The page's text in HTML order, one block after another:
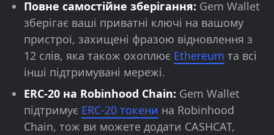
Повне самостійне зберігання: Gem Wallet
зберігає ваші приватні ключі на вашому
пристрої, захищені фразою відновлення з
12 слів, яка також охоплює Ethereum та всі
інші підтримувані мережі.
ERC-20 на Robinhood Chain: Gem Wallet
підтримує ERC-20 токени на Robinhood
Chain, тож ви можете додати CASHCAT,